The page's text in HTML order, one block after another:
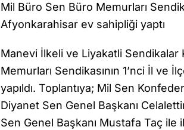
Mil Büro Sen Büro Memurları
Afyonkarahisar ev sahipliği yaptı
Manevi İlkeli ve Liyakatli
Memurları Sendikasının 1’nci İl ve
yapıldı. Toplantıya; Mil Sen
Diyanet Sen Genel Başkanı
Sen Genel Başkanı Mustafa Taç ile